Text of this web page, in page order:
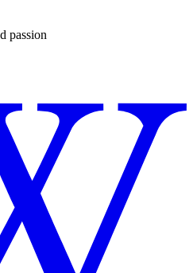
passion